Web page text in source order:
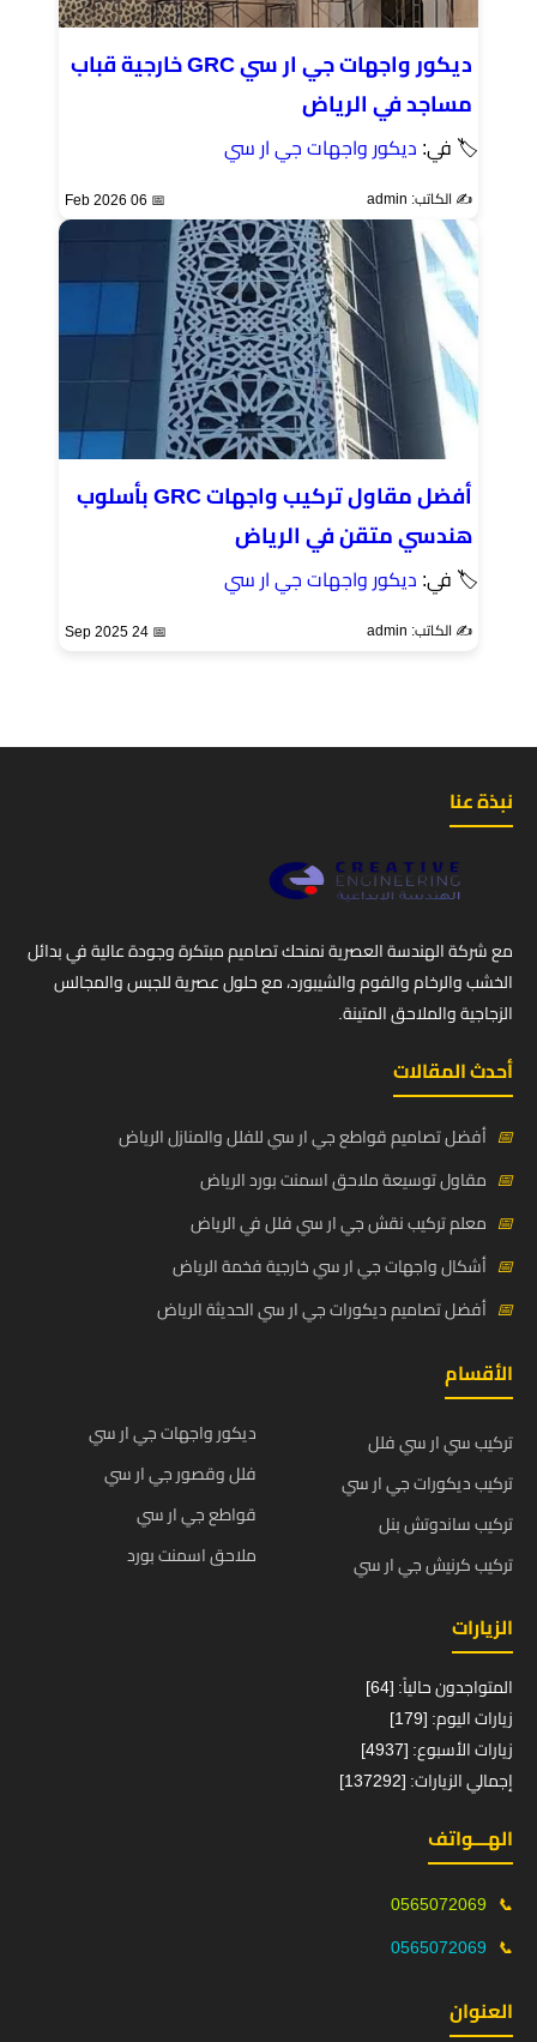
ديكور واجهات جي ار سي GRC خارجية قباب
مساجد في الرياض
🏷 في: ديكور واجهات جي ار سي
✍️ الكاتب: admin 📅 06 Feb 2026
أفضل مقاول تركيب واجهات GRC بأسلوب
هندسي متقن في الرياض
🏷 في: ديكور واجهات جي ار سي
✍️ الكاتب: admin 📅 24 Sep 2025
نبذة عنا
مع شركة الهندسة العصرية نمنحك تصاميم مبتكرة وجودة عالية في بدائل
الخشب والرخام والفوم والشيبورد، مع حلول عصرية للجبس والمجالس
الزجاجية والملاحق المتينة.
أحدث المقالات
📅 أفضل تصاميم قواطع جي ار سي للفلل والمنازل الرياض
📅 مقاول توسيعة ملاحق اسمنت بورد الرياض
📅 معلم تركيب نقش جي ار سي فلل في الرياض
📅 أشكال واجهات جي ار سي خارجية فخمة الرياض
📅 أفضل تصاميم ديكورات جي ار سي الحديثة الرياض
الأقسام
تركيب سي ار سي فلل
تركيب ديكورات جي ار سي
تركيب ساندوتش بنل
تركيب كرنيش جي ار سي
ديكور واجهات جي ار سي
فلل وقصور جي ار سي
قواطع جي ار سي
ملاحق اسمنت بورد
الزيارات
المتواجدون حالياً: [64]
زيارات اليوم: [179]
زيارات الأسبوع: [4937]
إجمالي الزيارات: [137292]
الهـــواتف
📞
0565072069
📞
0565072069
العنوان